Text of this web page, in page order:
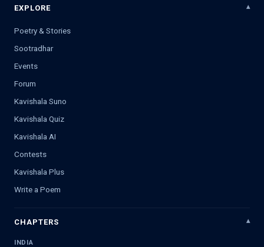
EXPLORE
Poetry & Stories
Sootradhar
Events
Forum
Kavishala Suno
Kavishala Quiz
Kavishala AI
Contests
Kavishala Plus
Write a Poem
CHAPTERS
INDIA